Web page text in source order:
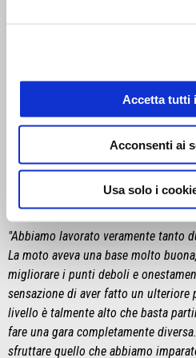
Accetta tutti
Acconsenti ai
Usa solo i
abbiamo trovato qualche
aree".
Maverick Viñales
"Abbiamo lavorato veramente tanto
La moto aveva una base molto
migliorare i punti deboli e
sensazione di aver fatto un ulteriore
livello è talmente alto che basta
fare una gara completamente
sfruttare quello che abbiamo